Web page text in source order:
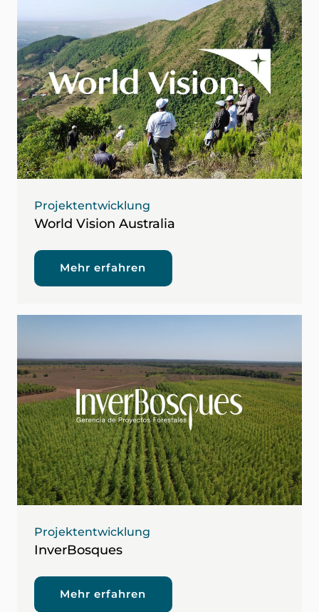
Projektentwicklung
World Vision Australia
Mehr erfahren
Projektentwicklung
InverBosques
Mehr erfahren